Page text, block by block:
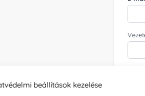
beállítások kezelése